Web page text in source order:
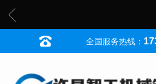
全国服务热线：